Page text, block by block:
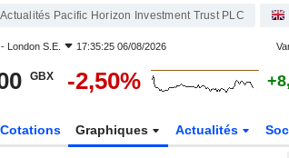
Pacific Horizon Investment Trust PLC
London S.E. 17:35:25 06/08/2026
GBX -2,50%
Cotations Graphiques Actualités